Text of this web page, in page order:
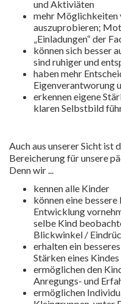
und Aktiviäten
mehr Möglichkeiten
auszuprobieren;
„Einladungen“ der
können sich besser
sind ruhiger und
haben mehr
Eigenverantworung
erkennen eigene
klaren Selbstbild
Auch aus unserer Sicht
Bereicherung für unsere
Denn wir ...
kennen alle Kinder
können eine
Entwicklung
selbe Kind
Blickwinkel /
erhalten ein
Stärken eines Kindes
ermöglichen den
Anregungs- und
ermöglichen